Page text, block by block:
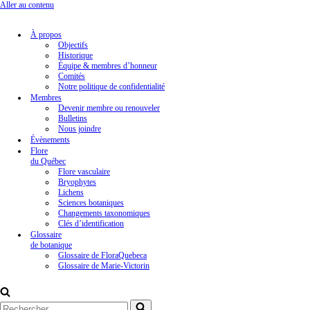
Aller au contenu
À propos
Objectifs
Historique
Équipe & membres d’honneur
Comités
Notre politique de confidentialité
Membres
Devenir membre ou renouveler
Bulletins
Nous joindre
Évènements
Flore
du Québec
Flore vasculaire
Bryophytes
Lichens
Sciences botaniques
Changements taxonomiques
Clés d’identification
Glossaire
de botanique
Glossaire de FloraQuebeca
Glossaire de Marie-Victorin
Rechercher...